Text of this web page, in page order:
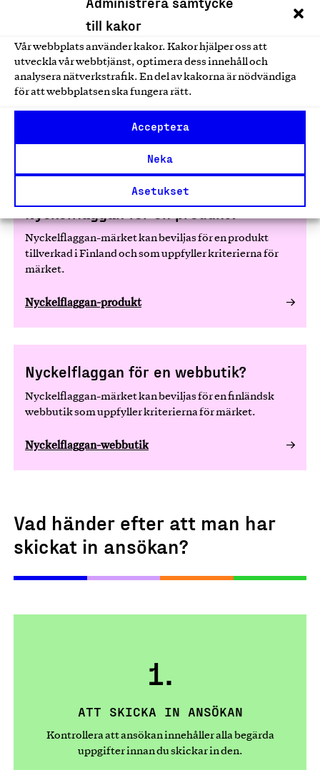
till kakor
Vår webbplats använder kakor. Kakor hjälper oss att
utveckla vår webbtjänst, optimera dess innehåll och
analysera nätverkstrafik. En del av kakorna är nödvändiga
för att webbplatsen ska fungera rätt.
Acceptera
Neka
Asetukset
Detta formulär är skyddat av reCAPTCHA och Googles
IntegritetspolicyochAnvändarvillkorgäller. Genom att
skicka in uppgifterna godkänner jag dessa villkor.
Nyckelflaggan för en produkt?
Nyckelflaggan-märket kan beviljas för en produkt
tillverkad i Finland och som uppfyller kriterierna för
märket.
Nyckelflaggan-produkt
Nyckelflaggan för en webbutik?
Nyckelflaggan-märket kan beviljas för en finländsk
webbutik som uppfyller kriterierna för märket.
Nyckelflaggan-webbutik
Vad händer efter att man har
skickat in ansökan?
1.
ATT SKICKA IN ANSÖKAN
Kontrollera att ansökan innehåller alla begärda
uppgifter innan du skickar in den.